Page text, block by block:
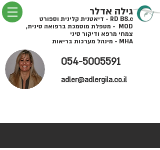
גילה אדלר
RD BS.c - דיאטנית קלינית וספורט
MOD - מטפלת מוסמכת ברפואה סינית,
צמחי מרפא ודיקור סיני
MHA - מינהל מערכות בריאות
054-5005591
adler@adlergila.co.il